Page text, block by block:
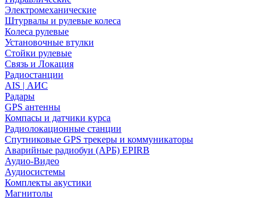
Электромеханические
Штурвалы и рулевые колеса
Колеса рулевые
Установочные втулки
Стойки рулевые
Связь и Локация
Радиостанции
AIS | АИС
Радары
GPS антенны
Компасы и датчики курса
Радиолокационные станции
Спутниковые GPS трекеры и коммуникаторы
Аварийные радиобуи (АРБ) EPIRB
Аудио-Видео
Аудиосистемы
Комплекты акустики
Магнитолы